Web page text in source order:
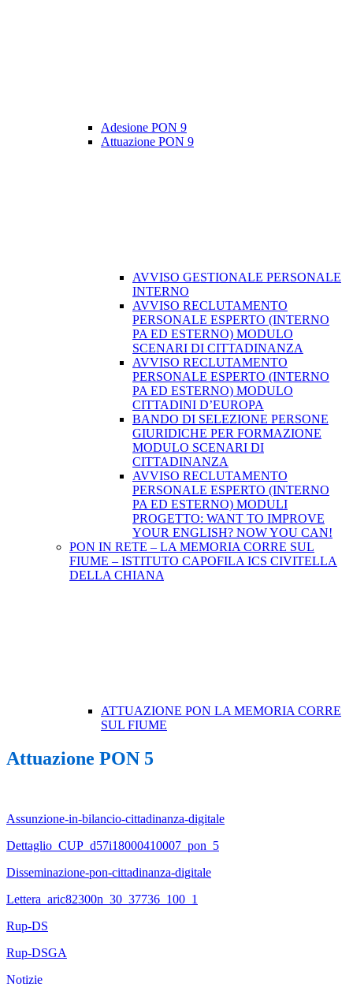
Adesione PON 9
Attuazione PON 9
AVVISO GESTIONALE PERSONALE
INTERNO
AVVISO RECLUTAMENTO
PERSONALE ESPERTO (INTERNO
PA ED ESTERNO) MODULO
SCENARI DI CITTADINANZA
AVVISO RECLUTAMENTO
PERSONALE ESPERTO (INTERNO
PA ED ESTERNO) MODULO
CITTADINI D’EUROPA
BANDO DI SELEZIONE PERSONE
GIURIDICHE PER FORMAZIONE
MODULO SCENARI DI
CITTADINANZA
AVVISO RECLUTAMENTO
PERSONALE ESPERTO (INTERNO
PA ED ESTERNO) MODULI
PROGETTO: WANT TO IMPROVE
YOUR ENGLISH? NOW YOU CAN!
PON IN RETE – LA MEMORIA CORRE SUL
FIUME – ISTITUTO CAPOFILA ICS CIVITELLA
DELLA CHIANA
ATTUAZIONE PON LA MEMORIA CORRE
SUL FIUME
Attuazione PON 5
Assunzione-in-bilancio-cittadinanza-digitale
Dettaglio_CUP_d57i18000410007_pon_5
Disseminazione-pon-cittadinanza-digitale
Lettera_aric82300n_30_37736_100_1
Rup-DS
Rup-DSGA
Notizie